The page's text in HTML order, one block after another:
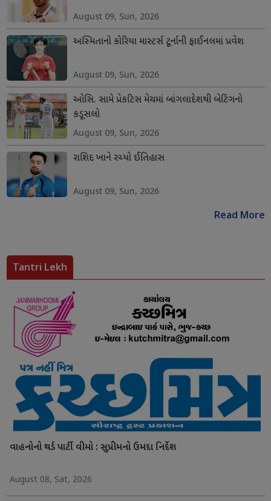
August 09, Sun, 2026
અસ્મિતાનો કોરિયા માસ્ટર્સ ટૂર્નાની ફાઈનલમાં પ્રવેશ
August 09, Sun, 2026
ઓસિ. સામે પ્રેકટિસ મેચમાં બાંગલાદેશથી બેટિંગનો
કડૂસલો
August 09, Sun, 2026
રાશિદ ખાને રચ્યો ઈતિહાસ
August 09, Sun, 2026
Read More
Tantri Lekh
વાહનોનો થર્ડ પાર્ટી વીમો : સુપ્રીમનો ઉમદા નિર્દેશ
August 08, Sat, 2026